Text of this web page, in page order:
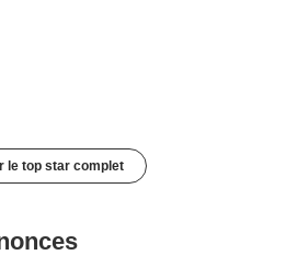
le top star complet